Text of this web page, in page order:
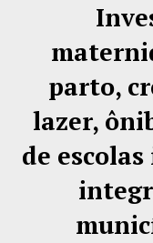
parto,
lazer,
de